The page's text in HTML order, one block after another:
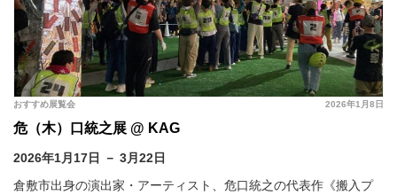
2026年1月8日
おすすめ展覧会
危（木）口統之展 @ KAG
2026年1月17日 － 3月22日
倉敷市出身の演出家・アーティスト、危口統之の代表作《搬入プ